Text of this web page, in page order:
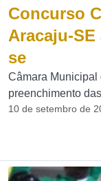
Concurso
Aracaju-
se
Câmara Municipal
preenchimento
10 de setembro de